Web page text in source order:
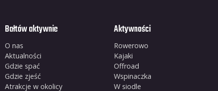
Bałtów aktywnie
O nas
Aktualności
Gdzie spać
Gdzie zjeść
Atrakcje w okolicy
Aktywności
Rowerowo
Kajaki
Offroad
Wspinaczka
W siodle